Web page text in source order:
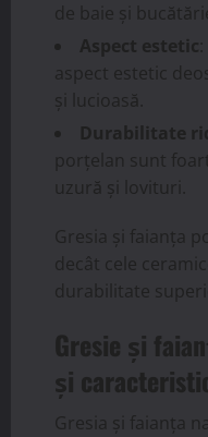
de baie și
Aspect estetic
aspect estetic
și lucioasă.
Durabilitate
porțelan sunt
uzură și lovituri.
Gresia și faianța
decât cele
durabilitate
Gresie și
și
Gresia și faianța